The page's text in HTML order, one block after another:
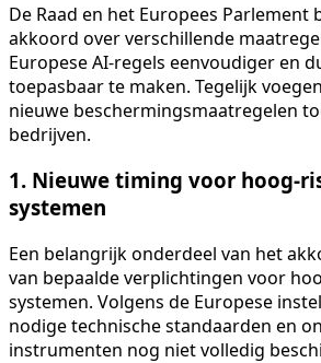
De Raad en het Europees Parlement
akkoord over verschillende
Europese AI-regels eenvoudiger en
toepasbaar te maken. Tegelijk
nieuwe beschermingsmaatregelen
bedrijven.
1. Nieuwe timing voor hoog-
systemen
Een belangrijk onderdeel van het
van bepaalde verplichtingen voor
systemen. Volgens de Europese
nodige technische standaarden en
instrumenten nog niet volledig